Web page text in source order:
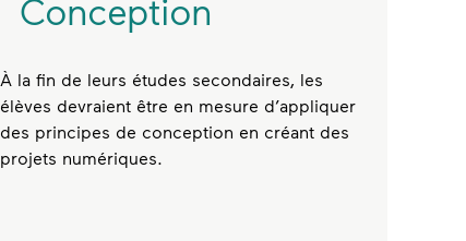
Conception
À la fin de leurs études secondaires, les
élèves devraient être en mesure d’appliquer
des principes de conception en créant des
projets numériques.